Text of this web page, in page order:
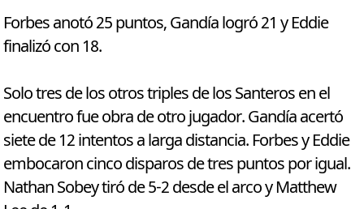
Forbes anotó 25 puntos, Gandía logró 21 y Eddie
finalizó con 18.
Solo tres de los otros triples de los Santeros en el
encuentro fue obra de otro jugador. Gandía acertó
siete de 12 intentos a larga distancia. Forbes y Eddie
embocaron cinco disparos de tres puntos por igual.
Nathan Sobey tiró de 5-2 desde el arco y Matthew